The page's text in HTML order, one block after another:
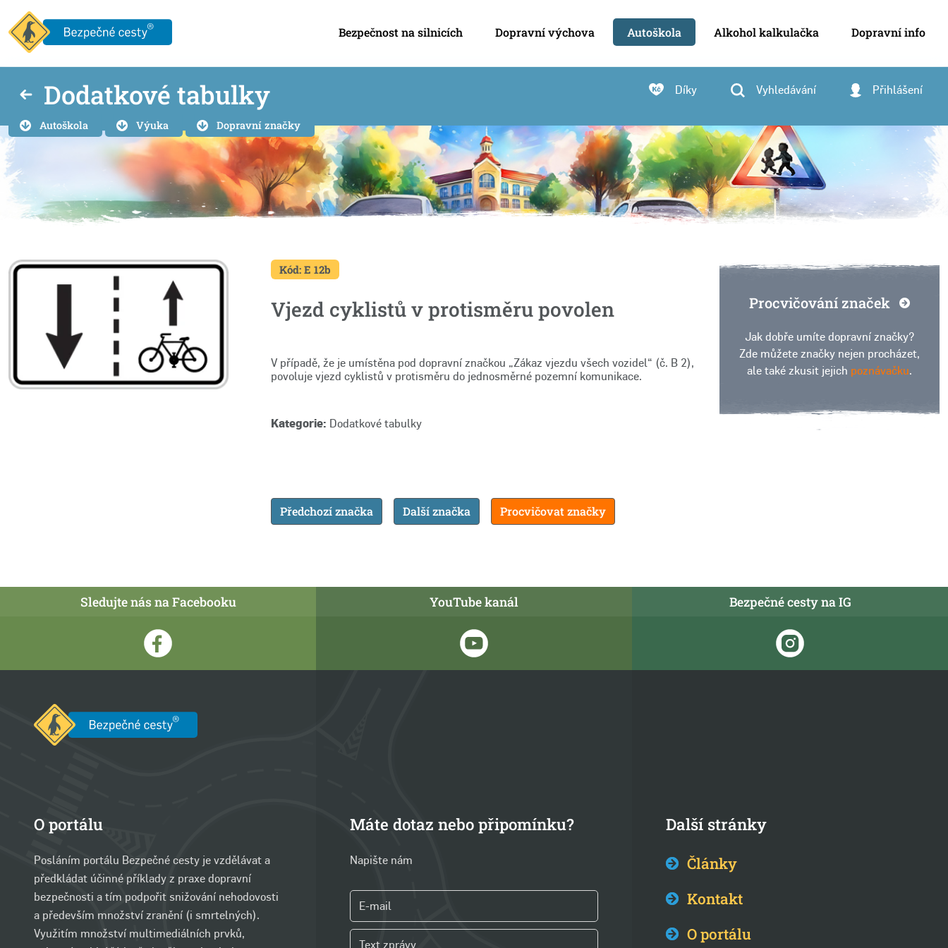
Bezpečnost na silnicích Dopravní výchova Autoškola Alkohol kalkulačka Dopravní info
Dodatkové tabulky Díky Vyhledávání Přihlášení
Autoškola Výuka Dopravní značky
Kód: E 12b
Vjezd cyklistů v protisměru povolen
V případě, že je umístěna pod dopravní značkou „Zákaz vjezdu všech vozidel“ (č. B 2),
povoluje vjezd cyklistů v protisměru do jednosměrné pozemní komunikace.
Kategorie: Dodatkové tabulky
Předchozí značka Další značka Procvičovat značky
Procvičování značek
Jak dobře umíte dopravní značky?
Zde můžete značky nejen procházet,
ale také zkusit jejich poznávačku.
Sledujte nás na Facebooku YouTube kanál Bezpečné cesty na IG
O portálu
Posláním portálu Bezpečné cesty je vzdělávat a
předkládat účinné příklady z praxe dopravní
bezpečnosti a tím podpořit snižování nehodovosti
a především množství zranění (i smrtelných).
Využitím množství multimediálních prvků,
Máte dotaz nebo připomínku?
Napište nám
Další stránky
Články
Kontakt
O portálu